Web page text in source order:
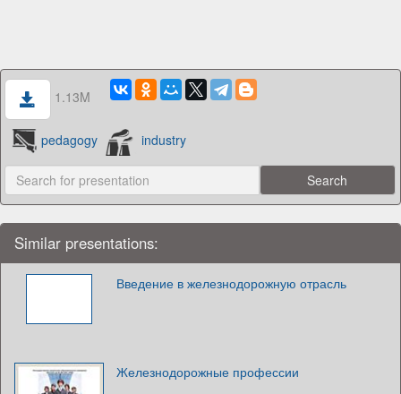
1.13M
pedagogy industry
Similar presentations:
Введение в железнодорожную отрасль
Железнодорожные профессии